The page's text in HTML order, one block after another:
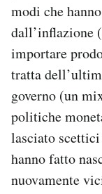
AREA
Area
Newsletter
Notifiche
Regala il Post
Hai bisogno
Esci
modi che
dall’inflazione
importare
tratta
governo (un
politiche
lasciato
hanno fatto
nuovamente